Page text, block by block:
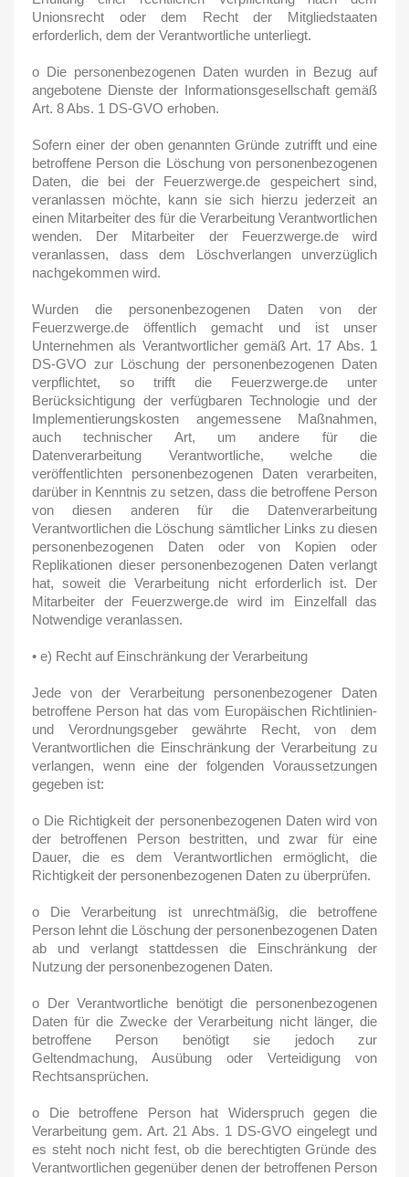
Unionsrecht oder dem Recht der Mitgliedstaaten
erforderlich, dem der Verantwortliche unterliegt.
o Die personenbezogenen Daten wurden in Bezug auf
angebotene Dienste der Informationsgesellschaft gemäß
Art. 8 Abs. 1 DS-GVO erhoben.
Sofern einer der oben genannten Gründe zutrifft und eine
betroffene Person die Löschung von personenbezogenen
Daten, die bei der Feuerzwerge.de gespeichert sind,
veranlassen möchte, kann sie sich hierzu jederzeit an
einen Mitarbeiter des für die Verarbeitung Verantwortlichen
wenden. Der Mitarbeiter der Feuerzwerge.de wird
veranlassen, dass dem Löschverlangen unverzüglich
nachgekommen wird.
Wurden die personenbezogenen Daten von der
Feuerzwerge.de öffentlich gemacht und ist unser
Unternehmen als Verantwortlicher gemäß Art. 17 Abs. 1
DS-GVO zur Löschung der personenbezogenen Daten
verpflichtet, so trifft die Feuerzwerge.de unter
Berücksichtigung der verfügbaren Technologie und der
Implementierungskosten angemessene Maßnahmen,
auch technischer Art, um andere für die
Datenverarbeitung Verantwortliche, welche die
veröffentlichten personenbezogenen Daten verarbeiten,
darüber in Kenntnis zu setzen, dass die betroffene Person
von diesen anderen für die Datenverarbeitung
Verantwortlichen die Löschung sämtlicher Links zu diesen
personenbezogenen Daten oder von Kopien oder
Replikationen dieser personenbezogenen Daten verlangt
hat, soweit die Verarbeitung nicht erforderlich ist. Der
Mitarbeiter der Feuerzwerge.de wird im Einzelfall das
Notwendige veranlassen.
• e) Recht auf Einschränkung der Verarbeitung
Jede von der Verarbeitung personenbezogener Daten
betroffene Person hat das vom Europäischen Richtlinien-
und Verordnungsgeber gewährte Recht, von dem
Verantwortlichen die Einschränkung der Verarbeitung zu
verlangen, wenn eine der folgenden Voraussetzungen
gegeben ist:
o Die Richtigkeit der personenbezogenen Daten wird von
der betroffenen Person bestritten, und zwar für eine
Dauer, die es dem Verantwortlichen ermöglicht, die
Richtigkeit der personenbezogenen Daten zu überprüfen.
o Die Verarbeitung ist unrechtmäßig, die betroffene
Person lehnt die Löschung der personenbezogenen Daten
ab und verlangt stattdessen die Einschränkung der
Nutzung der personenbezogenen Daten.
o Der Verantwortliche benötigt die personenbezogenen
Daten für die Zwecke der Verarbeitung nicht länger, die
betroffene Person benötigt sie jedoch zur
Geltendmachung, Ausübung oder Verteidigung von
Rechtsansprüchen.
o Die betroffene Person hat Widerspruch gegen die
Verarbeitung gem. Art. 21 Abs. 1 DS-GVO eingelegt und
es steht noch nicht fest, ob die berechtigten Gründe des
Verantwortlichen gegenüber denen der betroffenen Person